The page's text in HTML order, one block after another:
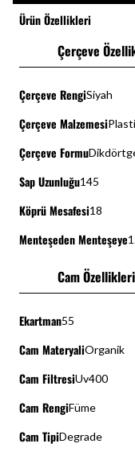
Ürün Özellikleri
Çerçeve
Çerçeve RengiSiyah
Çerçeve Malzemesi
Çerçeve Formu
Sap Uzunluğu145
Köprü Mesafesi18
Menteşeden Menteşeye
Cam Özellikleri
Ekartman55
Cam MateryaliOrganik
Cam FiltresiUv400
Cam RengiFüme
Cam TipiDegrade